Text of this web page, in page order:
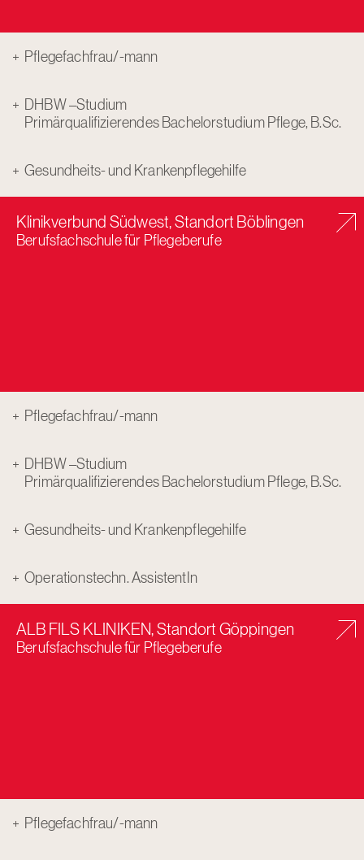
Pflegefachfrau/-mann
DHBW –Studium
Primärqualifizierendes Bachelorstudium Pflege, B.Sc.
Gesundheits- und Krankenpflegehilfe
Klinikverbund Südwest, Standort Böblingen
Berufsfachschule für Pflegeberufe
Pflegefachfrau/-mann
DHBW –Studium
Primärqualifizierendes Bachelorstudium Pflege, B.Sc.
Gesundheits- und Krankenpflegehilfe
Operationstechn. AssistentIn
ALB FILS KLINIKEN, Standort Göppingen
Berufsfachschule für Pflegeberufe
Pflegefachfrau/-mann